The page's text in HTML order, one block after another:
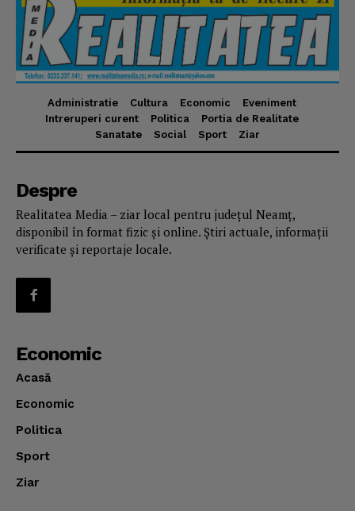
Administratie Cultura Economic
Eveniment
Intreruperi curent
Politica
Portia de Realitate
Sanatate
Social Sport Ziar
Despre
Realitatea Media – ziar local pentru județul Neamț,
disponibil în format fizic și online. Știri actuale, informații
verificate și reportaje locale.
Economic
Acasă
Economic
Politica
Sport
Ziar